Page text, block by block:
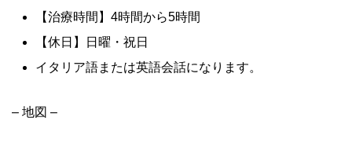
【治療時間】4時間から5時間
【休日】日曜・祝日
イタリア語または英語会話になります。
– 地図 –